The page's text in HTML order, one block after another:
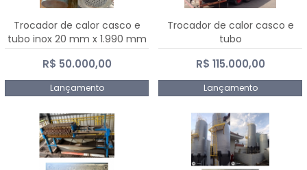
Trocador de calor casco e
tubo inox 20 mm x 1.990 mm
R$ 50.000,00
Lançamento
Trocador de calor casco e
tubo
R$ 115.000,00
Lançamento